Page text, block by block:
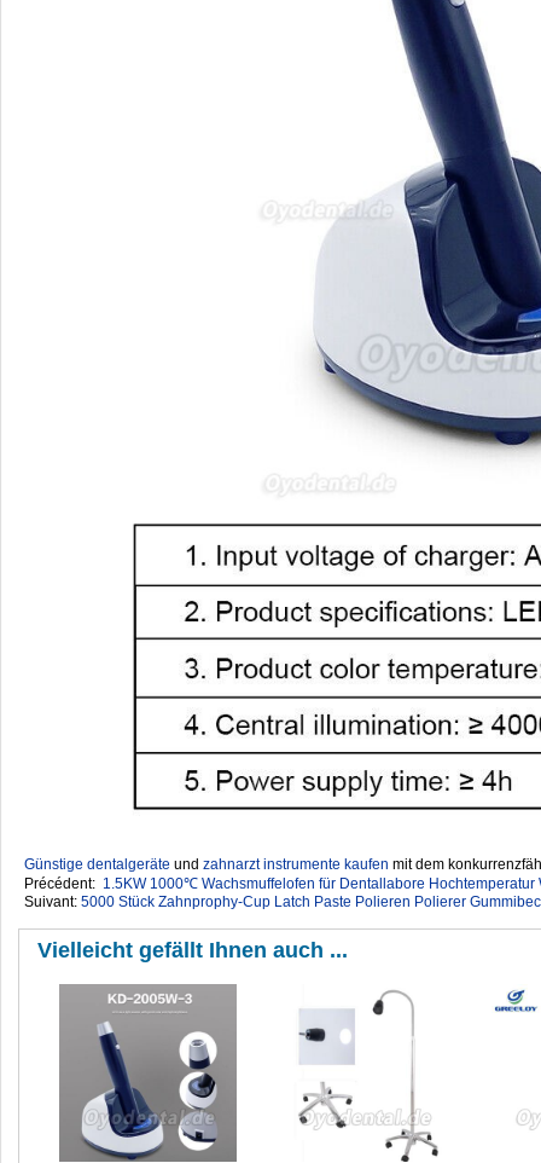
Günstige dentalgeräte ‎ und zahnarzt instrumente kaufen mit dem
Précédent: 1.5KW 1000℃ Wachsmuffelofen für Dentallabore Hochtemperatur
Suivant: 5000 Stück Zahnprophy-Cup Latch Paste Polieren Polierer
Vielleicht gefällt Ihnen auch ...